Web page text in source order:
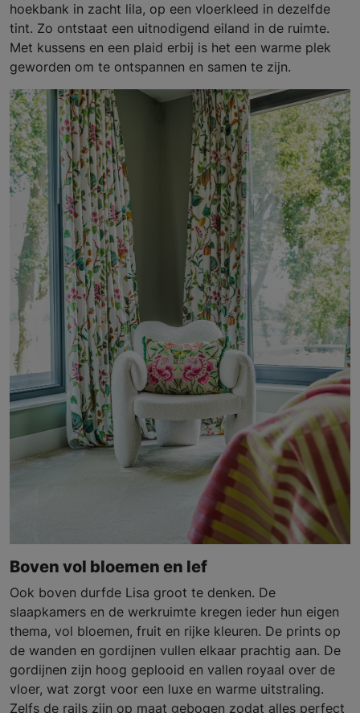
hoekbank in zacht lila, op een vloerkleed in dezelfde
tint. Zo ontstaat een uitnodigend eiland in de ruimte.
Met kussens en een plaid erbij is het een warme plek
geworden om te ontspannen en samen te zijn.
Boven vol bloemen en lef
Ook boven durfde Lisa groot te denken. De
slaapkamers en de werkruimte kregen ieder hun eigen
thema, vol bloemen, fruit en rijke kleuren. De prints op
de wanden en gordijnen vullen elkaar prachtig aan. De
gordijnen zijn hoog geplooid en vallen royaal over de
vloer, wat zorgt voor een luxe en warme uitstraling.
Zelfs de rails zijn op maat gebogen zodat alles perfect